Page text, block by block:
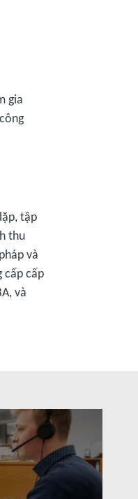
gia
tập
thu
và
cấp cấp
và